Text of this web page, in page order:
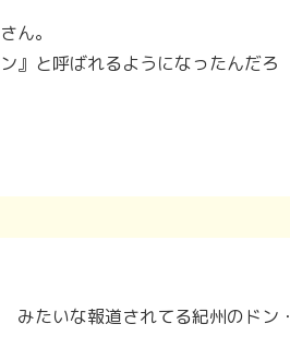
ん。
』と呼ばれるようになったんだろ
たいな報道されてる紀州のドン・